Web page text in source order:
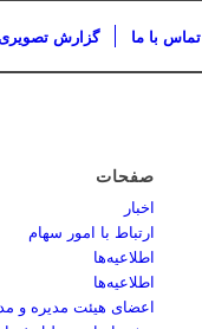
گزارش تماس با ما
صفحات
اخبار
ارتباط با امور سهام
اطلاعیه‌ها
اطلاعیه‌ها
اعضای هیئت مدیره و